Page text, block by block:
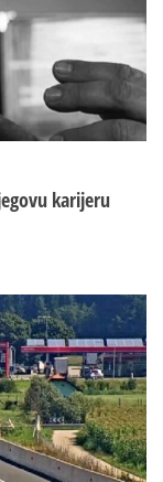
karijeru